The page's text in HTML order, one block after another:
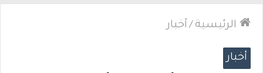
الرئيسية / أخبار
أخبار